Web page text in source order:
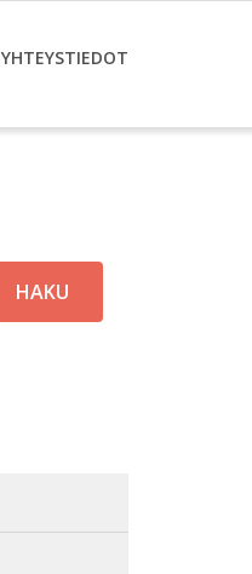
YHTEYSTIEDOT
HAKU